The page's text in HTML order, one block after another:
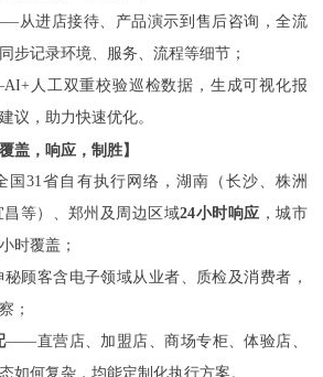
从进店接待、产品演示到售后咨询，全流
步记录环境、服务、流程等细节；
人工双重校验巡检数据，生成可视化报
议，助力快速优化。
盖，响应，制胜】
31省自有执行网络，湖南（长沙、株洲
等）、郑州及周边区域24小时响应 ，城市
时覆盖；
顾客含电子领域从业者、质检及消费者，
；
——直营店、加盟店、商场专柜、体验店、
何复杂，均能定制化执行方案。